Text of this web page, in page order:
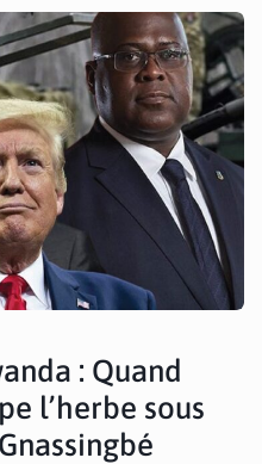
: Quand
l’herbe sous